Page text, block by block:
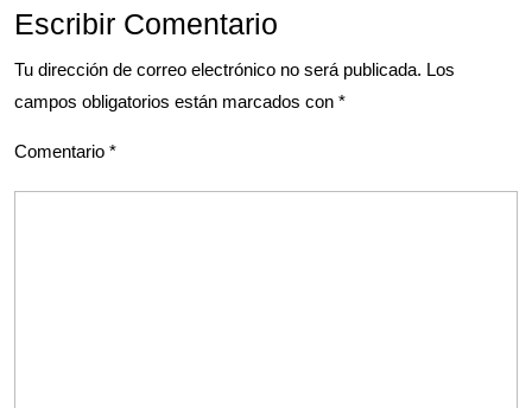
Escribir Comentario
Tu dirección de correo electrónico no será publicada. Los
campos obligatorios están marcados con *
Comentario *